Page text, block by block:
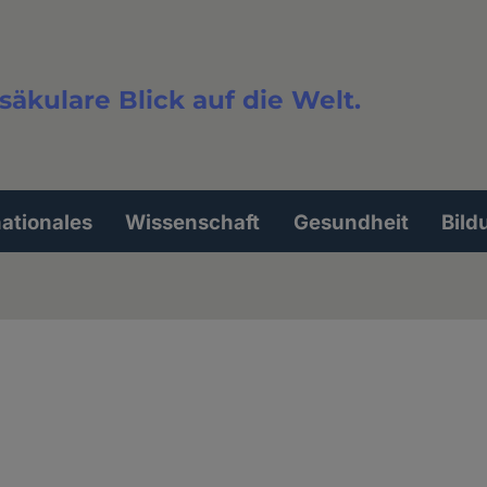
Blick auf die Welt.
Wissenschaft Gesundheit